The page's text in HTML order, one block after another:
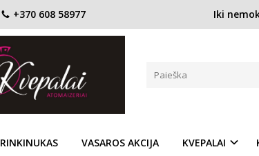
+370 608 58977 Iki
VASAROS AKCIJA KVEPALAI
Kvapusis vanduo (EDP) Gloria Vanderbilt
VANDERBILT MINUIT A NEW
Į PALYGINIMĄ